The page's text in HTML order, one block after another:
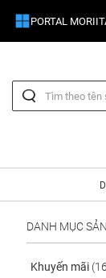
PORTAL
DANH MỤC
Khuyến mãi